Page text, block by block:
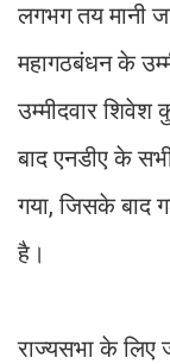
लगभग तय मानी
महागठबंधन के
उम्मीदवार
बाद एनडीए के
गया, जिसके बाद
है।
राज्यसभा के लिए